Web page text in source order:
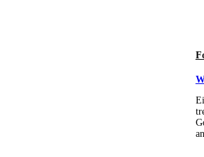
an.